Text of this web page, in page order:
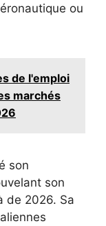
ou
de l'emploi
marchés
son
son
de 2026. Sa